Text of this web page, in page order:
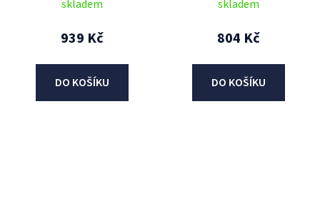
skladem
939 Kč
DO KOŠÍKU
skladem
804 Kč
DO KOŠÍKU